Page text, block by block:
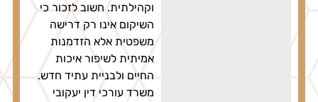
וקהילתית. חשוב לזכור כי
השיקום אינו רק דרישה
משפטית אלא הזדמנות
אמיתית לשיפור איכות
החיים ולבניית עתיד חדש.
משרד עורכי דין יעקובי